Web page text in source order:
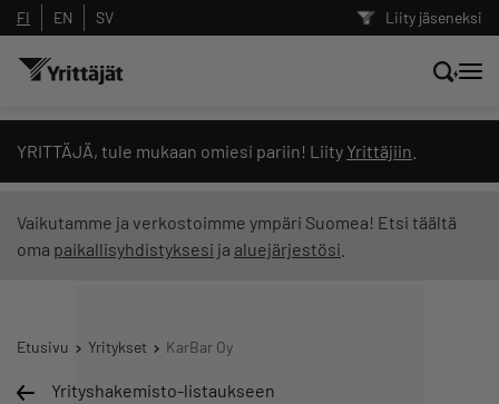
Liity jäseneksi
FI EN SV
YRITTÄJÄ, tule mukaan omiesi pariin! Liity Yrittäjiin
Vaikutamme ja verkostoimme ympäri Suomea! Etsi täältä
oma paikallisyhdistyksesi ja aluejärjestösi
Etusivu Yritykset KarBar Oy
Yrityshakemisto-listaukseen
Hae sivustolta tai kysy suoraan
Yrittäjien tekoälyltä
Suodata hakutuloksia: näytä kaikki sisältö